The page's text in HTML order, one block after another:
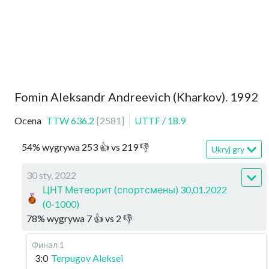
Fomin Aleksandr Andreevich (Kharkov). 1992
Ocena TTW636.2 [2581 ] UTTF / 18.9
54% wygrywa 253 👍 vs 219👎 Ukryj gry
30 sty, 2022
ЦНТ Метеорит (спортсмены) 30,01.2022
(0-1000)
78% wygrywa 7 👍 vs 2 👎
Финал 1
3:0 Terpugov Aleksei